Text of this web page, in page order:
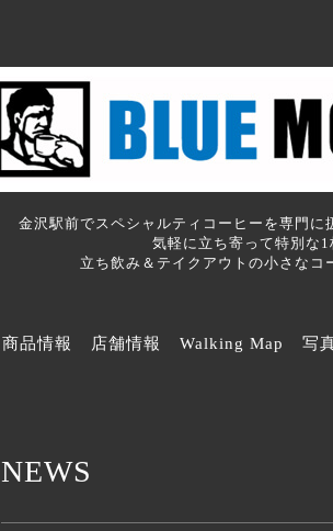
金沢駅前でスペシャルティコーヒーを専門に
気軽に立ち寄って特別な1
立ち飲み＆テイクアウトの小さなコ
商品情報 店舗情報 Walking Map 写
NEWS